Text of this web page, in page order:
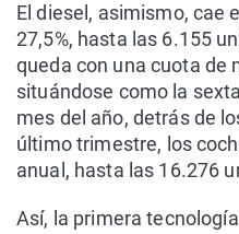
El diesel, asimismo, cae
27,5%, hasta las 6.155
queda con una cuota de
situándose como la
mes del año, detrás de
último trimestre, los
anual, hasta las 16.276
Así, la primera